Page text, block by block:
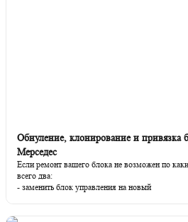
Обнуление, клонирование и привязка
Мерседес
Если ремонт вашего блока не возможен по
всего два:
- заменить блок управления на новый